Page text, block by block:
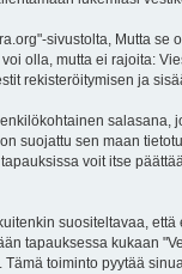
sivustolta, Mutta
olla, mutta ei rajoita:
rekisteröitymisen ja
suojattu sen maan
voit itse
suositeltavaa,
tapauksessa kukaan
toiminto pyytää